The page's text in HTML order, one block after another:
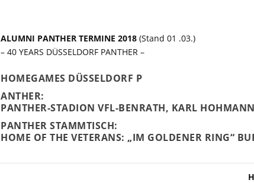
ALUMNI PANTHER TERMINE 2018(Stand 01 .03.)
– 40 YEARS DÜSSELDORF PANTHER –
HOMEGAMES DÜSSELDORF P
ANTHER:
PANTHER-STADION VFL-BENRATH, KARL HOHMANN
PANTHER STAMMTISCH:
HOME OF THE VETERANS: „IM GOLDENER RING“